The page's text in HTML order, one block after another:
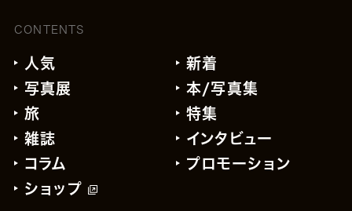
CONTENTS
人気
新着
写真展
本/写真集
旅
特集
雑誌
インタビュー
コラム
プロモーション
ショップ